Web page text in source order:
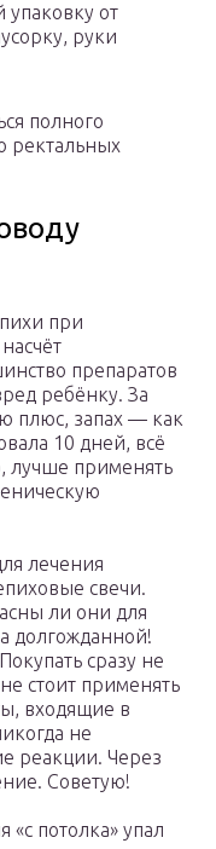
упаковку от
руки
полного
при
препаратов
ребёнку. За
плюс, запах — как
10 дней, всё
лучше применять
лечения
свечи.
ли они для
долгожданной!
сразу не
стоит применять
входящие в
не
реакции. Через
Советую!
потолка» упал